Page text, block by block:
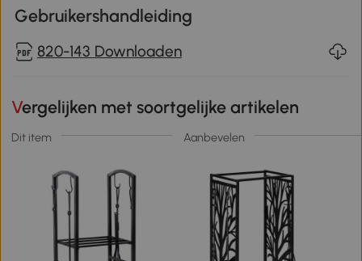
Gebruikershandleiding
820-143 Downloaden
Vergelijken met soortgelijke artikelen
Dit item Aanbevelen